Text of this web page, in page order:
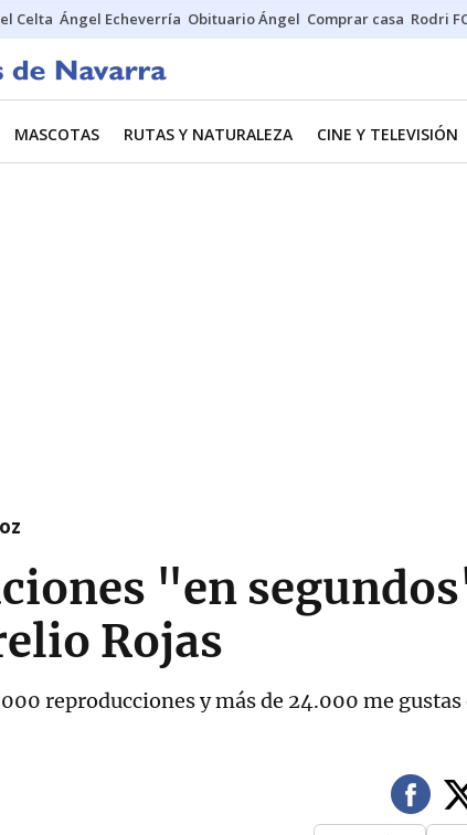
Celta Ángel Echeverría Obituario Ángel Comprar casa Rodri
MASCOTAS RUTAS Y NATURALEZA CINE Y TELEVISIÓN
"en
Rojas
reproducciones y más de 24.000 me gustas